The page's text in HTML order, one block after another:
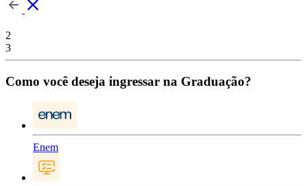
2
3
Como você deseja ingressar na Graduação?
Enem